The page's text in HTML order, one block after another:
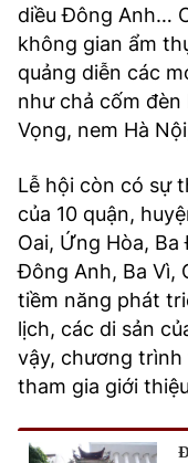
diều Đông Anh…
không gian ẩm
quảng diễn các
như chả cốm đèn
Vọng, nem Hà
Lễ hội còn có sự
của 10 quận,
Oai, Ứng Hòa, Ba
Đông Anh, Ba Vì,
tiềm năng phát
lịch, các di sản
vậy, chương
tham gia giới